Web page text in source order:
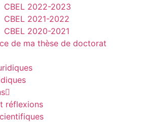
CBEL 2022-2023
CBEL 2021-2022
CBEL 2020-2021
de ma thèse de doctorat
réflexions